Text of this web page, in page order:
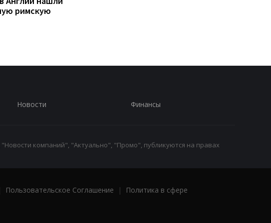
римскую
Новости Финансы
компаний", "Актуально", "Промо", публикуются на правах
Пользовательское Соглашение |
Политика в сфере